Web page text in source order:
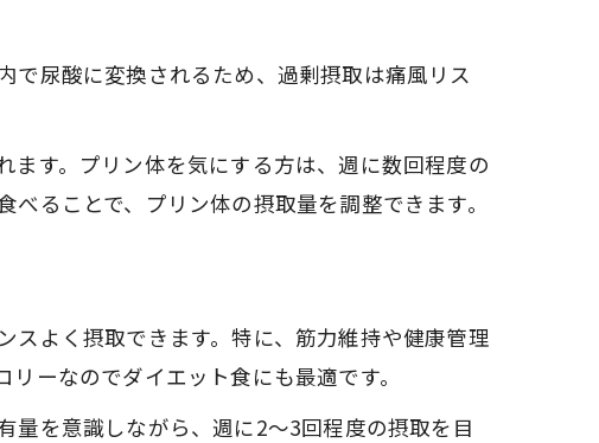
説
う
で尿酸に変換されるため、過剰摂取は痛風リス
す。プリン体を気にする方は、週に数回程度の
ることで、プリン体の摂取量を調整できます。
よく摂取できます。特に、筋力維持や健康管理
ーなのでダイエット食にも最適です。
量を意識しながら、週に2～3回程度の摂取を目